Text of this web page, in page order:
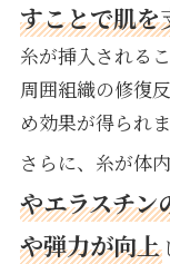
すことで肌を
糸が挿入される
周囲組織の修復
め効果が得られま
さらに、糸が体
やエラスチン
や弾力が向上